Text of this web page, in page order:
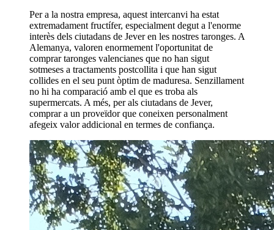
Per a la nostra empresa, aquest intercanvi ha estat
extremadament fructífer, especialment degut a l'enorme
interès dels ciutadans de Jever en les nostres taronges. A
Alemanya, valoren enormement l'oportunitat de
comprar taronges valencianes que no han sigut
sotmeses a tractaments postcollita i que han sigut
collides en el seu punt òptim de maduresa. Senzillament
no hi ha comparació amb el que es troba als
supermercats. A més, per als ciutadans de Jever,
comprar a un proveïdor que coneixen personalment
afegeix valor addicional en termes de confiança.